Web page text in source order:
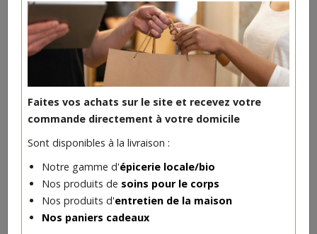
Faites vos achats sur le site et recevez votre
commande directement à votre domicile
Sont disponibles à la livraison :
Notre gamme d'épicerie locale/bio
Nos produits de soins pour le corps
Nos produits d'entretien de la maison
Nos paniers cadeaux
Au Bio Village !!!
Nous vous proposons de déguster un café, un thé et/ou
une pâtisserie dans notre coin cosy.
Le Coffee Corner est ouvert aux heures d'ouverture du
magasin.
Bienvenue !!!
Pains artisanaux de chez Xavier Lécolier